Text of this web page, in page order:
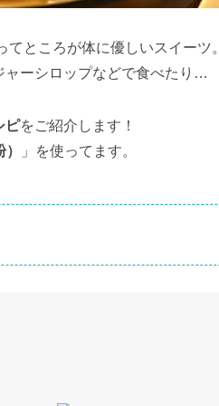
ところが体に優しいスイーツ。
ャーシロップなどで食べたり…
ピをご紹介します！
」を使ってます。